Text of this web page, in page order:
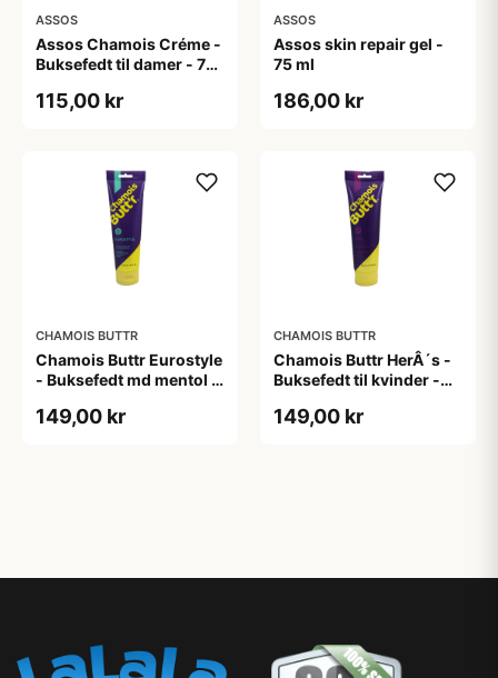
ASSOS
Assos Chamois Créme -
Buksefedt til damer - 75
115,00 kr
ASSOS
Assos skin repair gel -
75 ml
186,00 kr
CHAMOIS BUTTR
Chamois Buttr Eurostyle
- Buksefedt md mentol -
149,00 kr
CHAMOIS BUTTR
Chamois Buttr HerÂ´s -
Buksefedt til kvinder -
149,00 kr